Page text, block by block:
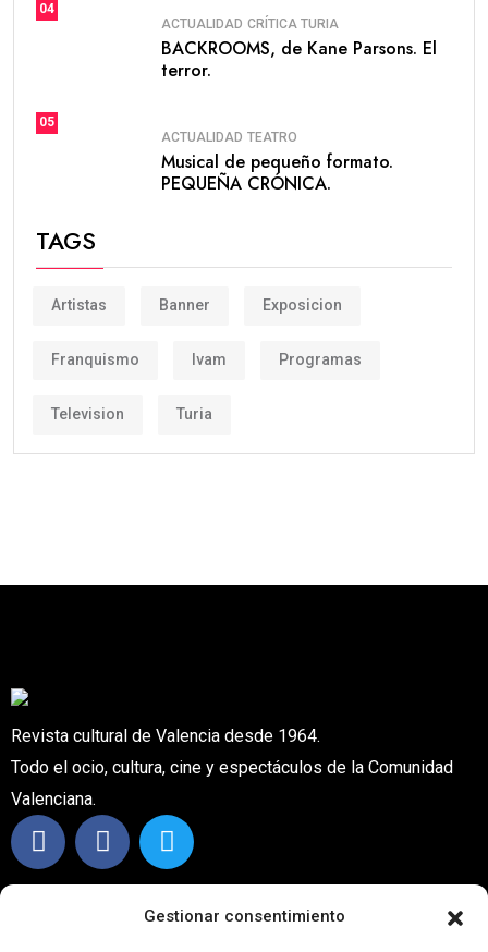
Gestionar consentimiento
04
ACTUALIDAD CRÍTICA TURIA
BACKROOMS, de Kane Parsons. El
terror.
05
ACTUALIDAD TEATRO
Musical de pequeño formato.
PEQUEÑA CRÓNICA.
TAGS
Artistas Banner Exposicion
Franquismo Ivam Programas
Television Turia
Revista cultural de Valencia desde 1964.
Todo el ocio, cultura, cine y espectáculos de la Comunidad
Valenciana.
info@carteleraturia.com